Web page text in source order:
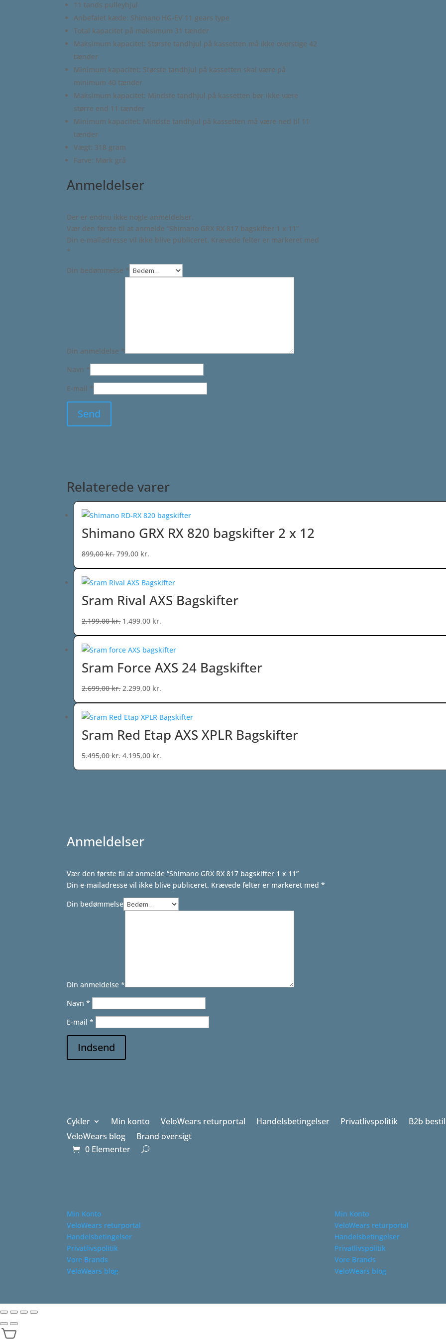
11 tands pulleyhjul
Anbefalet kæde: Shimano HG-EV 11 gears type
Total kapacitet på maksimum 31 tænder
Maksimum kapacitet: Største tandhjul på kassetten må ikke overstige 42
tænder
Minimum kapacitet: Største tandhjul på kassetten skal være på
minimum 40 tænder
Maksimum kapacitet: Mindste tandhjul på kassetten bør ikke være
større end 11 tænder
Minimum kapacitet: Mindste tandhjul på kassetten må være ned til 11
tænder
Vægt: 318 gram
Farve: Mørk grå
Anmeldelser
Der er endnu ikke nogle anmeldelser.
Vær den første til at anmelde “Shimano GRX RX 817 bagskifter 1 x 11”
Din e-mailadresse vil ikke blive publiceret. Krævede felter er markeret med
*
Din bedømmelse *
Din anmeldelse *
Navn *
E-mail *
Relaterede varer
Shimano GRX RX 820 bagskifter 2 x 12
899,00kr.Den
oprindelige
pris
899,00 kr..
799,00 kr.
aktuelle
pris
799,00 kr..
Sram Rival AXS Bagskifter
2.199,00kr. Den
oprindelige
pris
2.199,00 kr..
1.499,00 kr.
aktuelle
pris
1.499,00 kr..
Sram Force AXS 24 Bagskifter
2.699,00kr. Den
oprindelige
pris
2.699,00 kr..
2.299,00 kr.
aktuelle
pris
2.299,00 kr..
Sram Red Etap AXS XPLR Bagskifter
5.495,00kr.Den
oprindelige
4.195,00 kr.
aktuelle
Anmeldelser
Vær den første til at anmelde “Shimano GRX RX 817 bagskifter 1 x 11”
Din e-mailadresse vil ikke blive publiceret. Krævede felter er markeret med*
Din bedømmelse
Din anmeldelse*
Navn*
E-mail*
Indsend
Cykler Min konto VeloWears returportal Handelsbetingelser Privatlivspolitik B2b
VeloWears blog
Brand oversigt
0 Elementer
Min Konto
VeloWears returportal
Handelsbetingelser
Privatlivspolitik
Vore Brands
VeloWears blog
Min Konto
VeloWears returportal
Handelsbetingelser
Privatlivspolitik
Vore Brands
VeloWears blog